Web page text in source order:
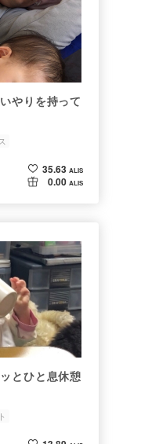
やりを持って
35.63 ALIS
0.00 ALIS
とひと息休憩